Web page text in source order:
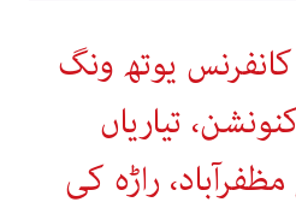
کانفرنس یوتھ ونگ
تیاریاں
راڑہ کی